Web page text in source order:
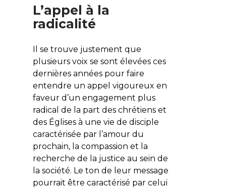
L’appel à la
radicalité
Il se trouve justement que
plusieurs voix se sont élevées ces
dernières années pour faire
entendre un appel vigoureux en
faveur d’un engagement plus
radical de la part des chrétiens et
des Églises à une vie de disciple
caractérisée par l’amour du
prochain, la compassion et la
recherche de la justice au sein de
la société. Le ton de leur message
pourrait être caractérisé par celui